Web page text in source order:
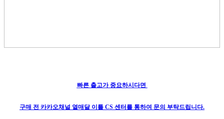
빠른 출고가 중요하시다면
구매 전 카카오채널 열매달 이틀 CS 센터를 통하여 문의 부탁드립니다.